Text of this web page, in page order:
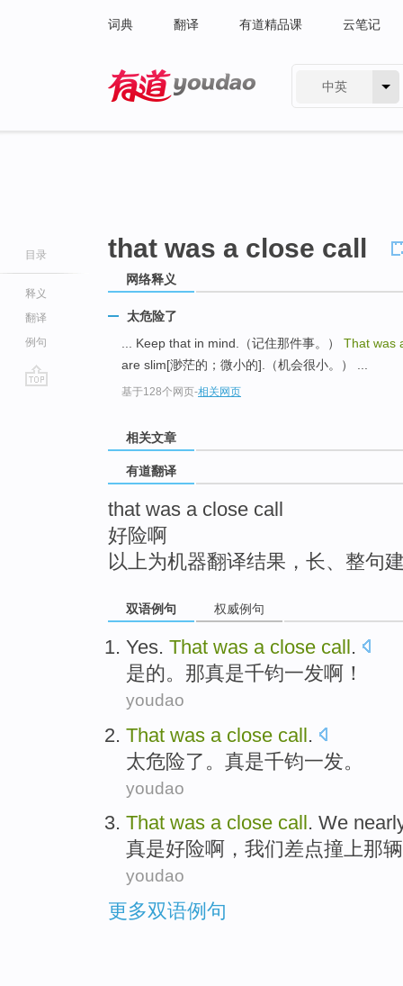
词典 翻译 有道精品课 云笔记
中英
目录
释义
翻译
例句
that was a close call
网络释义
太危险了
... Keep that in mind.（记住那件事。） That was
are slim[渺茫的；微小的].（机会很小。） ...
基于128个网页-相关网页
相关文章
有道翻译
that was a close call
好险啊
以上为机器翻译结果，长、整句
双语例句 权威例句
Yes. That was a close call.
是的。 那真是千钧一发啊！
youdao
That was a close call.
太危险了。 真是千钧一发。
youdao
That was a close call . We
真是好险啊， 我们差点撞上那
youdao
更多双语例句